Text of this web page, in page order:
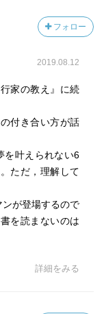
フォロー
2019.08.12
家の教え』に続
付き合い方が話
を叶えられない6
ただ，理解して
が登場するので
を読まないのは
詳細をみる